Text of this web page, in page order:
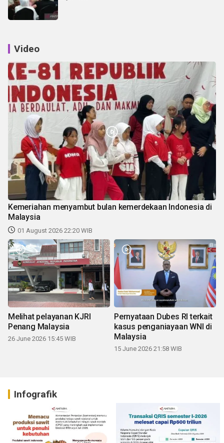
Video
Kemeriahan menyambut bulan kemerdekaan Indonesia di
Malaysia
01 August 2026 22:20 WIB
Melihat pelayanan KJRI
Penang Malaysia
26 June 2026 15:45 WIB
Pernyataan Dubes RI terkait
kasus penganiayaan WNI di
Malaysia
15 June 2026 21:58 WIB
Infografik